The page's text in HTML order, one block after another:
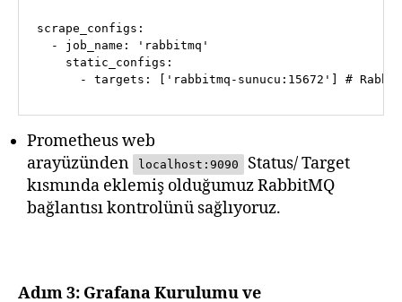
scrape_configs:
-
job_name:
'rabbitmq'
static_configs:
-
targets: 'rabbitmq-sunucu:15672' #
Prometheus web
arayüzünden
localhost:9090
Status/ Target
kısmında eklemiş olduğumuz RabbitMQ
bağlantısı kontrolünü sağlıyoruz.
Adım 3: Grafana Kurulumu ve